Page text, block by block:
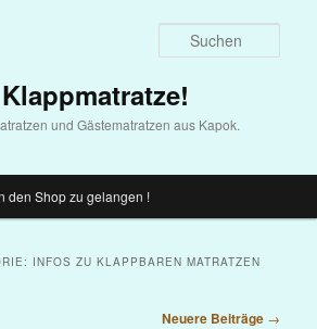
und Gästematratzen aus Kapok.
den Shop zu gelangen !
INFOS ZU KLAPPBAREN MATRATZEN
Neuere Beiträge →